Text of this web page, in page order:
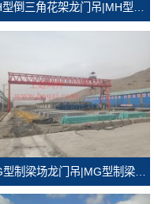
MH型倒三角花架龙门吊|MH型倒三角门式起重机
MG型制梁场龙门吊|MG型制梁场门式起重机